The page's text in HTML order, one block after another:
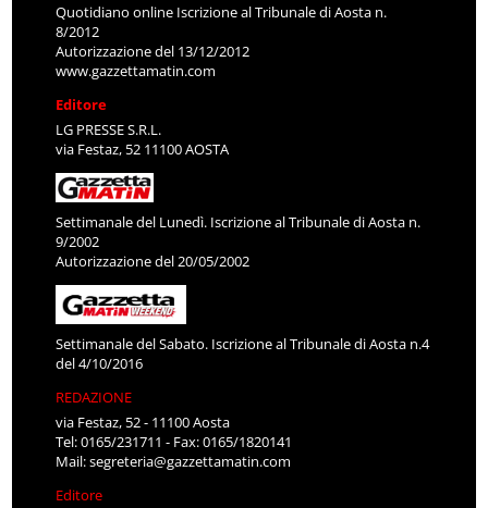
Quotidiano online Iscrizione al Tribunale di Aosta n.
8/2012
Autorizzazione del 13/12/2012
www.gazzettamatin.com
Editore
LG PRESSE S.R.L.
via Festaz, 52 11100 AOSTA
Settimanale del Lunedì. Iscrizione al Tribunale di Aosta n.
9/2002
Autorizzazione del 20/05/2002
Settimanale del Sabato. Iscrizione al Tribunale di Aosta n.4
del 4/10/2016
REDAZIONE
via Festaz, 52 - 11100 Aosta
Tel: 0165/231711 - Fax: 0165/1820141
Mail:segreteria@gazzettamatin.com
Editore